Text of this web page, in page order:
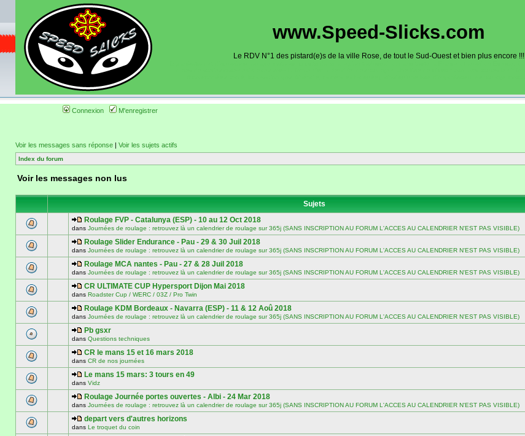
www.Speed-Slicks.com
Le RDV N°1 des pistard(e)s de la ville Rose, de tout le Sud-Ouest et bien plus encore !!!
Connexion M'enregistrer
Voir les messages sans réponse | Voir les sujets actifs
Index du forum
Voir les messages non lus
Sujets
Roulage FVP - Catalunya (ESP) - 10 au 12 Oct 2018
dans Journées de roulage : retrouvez là un calendrier de roulage sur 365j (SANS INSCRIPTION AU FORUM L'ACCES AU CALENDRIER N'EST PAS VISIBLE)
Roulage Slider Endurance - Pau - 29 & 30 Juil 2018
dans Journées de roulage : retrouvez là un calendrier de roulage sur 365j (SANS INSCRIPTION AU FORUM L'ACCES AU CALENDRIER N'EST PAS VISIBLE)
Roulage MCA nantes - Pau - 27 & 28 Juil 2018
dans Journées de roulage : retrouvez là un calendrier de roulage sur 365j (SANS INSCRIPTION AU FORUM L'ACCES AU CALENDRIER N'EST PAS VISIBLE)
CR ULTIMATE CUP Hypersport Dijon Mai 2018
dans Roadster Cup / WERC / 03Z / Pro Twin
Roulage KDM Bordeaux - Navarra (ESP) - 11 & 12 Aoû 2018
dans Journées de roulage : retrouvez là un calendrier de roulage sur 365j (SANS INSCRIPTION AU FORUM L'ACCES AU CALENDRIER N'EST PAS VISIBLE)
Pb gsxr
dans Questions techniques
CR le mans 15 et 16 mars 2018
dans CR de nos journées
Le mans 15 mars: 3 tours en 49
dans Vidz
Roulage Journée portes ouvertes - Albi - 24 Mar 2018
dans Journées de roulage : retrouvez là un calendrier de roulage sur 365j (SANS INSCRIPTION AU FORUM L'ACCES AU CALENDRIER N'EST PAS VISIBLE)
depart vers d'autres horizons
dans Le troquet du coin